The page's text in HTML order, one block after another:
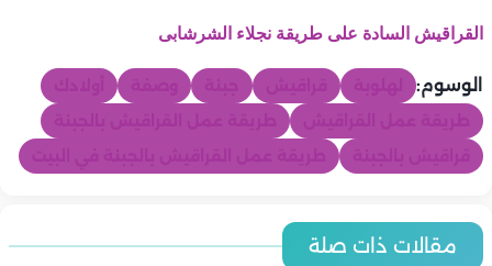
القراقيش السادة على طريقة نجلاء الشرشابى
الوسوم:
مقالات ذات صلة
أسعار الخضروات والفاكهة اليوم | الخميس 6-8-2026 في مصر.. اخر
المطبخ